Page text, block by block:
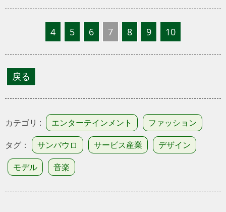
4 5 6 7 8 9 10
カテゴリ : エンターテインメント
ファッション
タグ：
サンパウロ サービス産業
デザイン
モデル
音楽